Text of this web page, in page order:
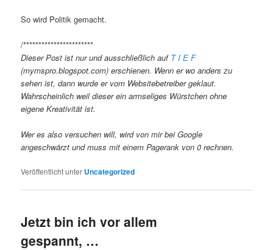
So wird Politik gemacht.
/***********************
Dieser Post ist nur und ausschließlich auf T I E F
(mymspro.blogspot.com) erschienen. Wenn er wo anders zu
sehen ist, dann wurde er vom Websitebetreiber geklaut.
Wahrscheinlich weil dieser ein armseliges Würstchen ohne
eigene Kreativität ist.
Wer es also versuchen will, wird von mir bei Google
angeschwärzt und muss mit einem Pagerank von 0 rechnen.
Veröffentlicht unter Uncategorized
Jetzt bin ich vor allem
gespannt, …